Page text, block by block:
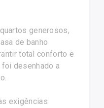
generosos,
de banho
total conforto e
desenhado a
exigências